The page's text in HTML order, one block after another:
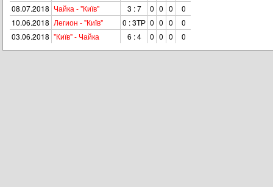
08.07.2018 Чайка - "Київ" 3 : 7 0 0 0
0
10.06.2018 Легион - "Київ" 0 : 3ТР 0 0 0
0
03.06.2018 "Київ" - Чайка 6 : 4 0 0 0 0